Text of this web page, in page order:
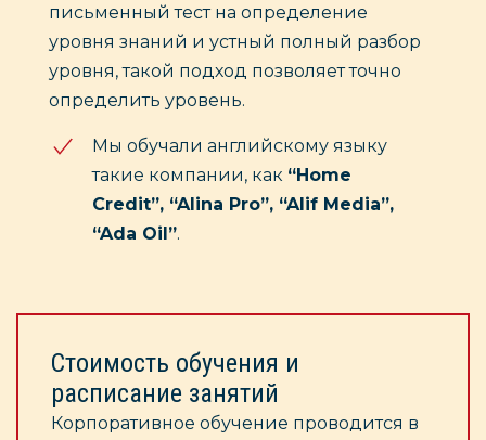
письменный тест на определение
уровня знаний и устный полный разбор
уровня, такой подход позволяет точно
определить уровень.
Мы обучали английскому языку
такие компании, как “Home
Credit”, “Alina Pro”, “Alif Media”,
“Ada Oil”.
Стоимость обучения и
расписание занятий
Корпоративное обучение проводится в